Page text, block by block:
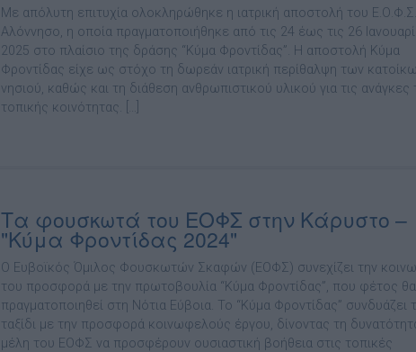
Με απόλυτη επιτυχία ολοκληρώθηκε η ιατρική αποστολή του
Αλόννησο, η οποία πραγματοποιήθηκε από τις 24 έως τις 26
2025 στο πλαίσιο της δράσης “Κύμα Φροντίδας”. Η αποστολή Κύμα
Φροντίδας είχε ως στόχο τη δωρεάν ιατρική περίθαλψη των
νησιού, καθώς και τη διάθεση ανθρωπιστικού υλικού για τις ανάγκες
τοπικής κοινότητας. […]
Τα φουσκωτά του ΕΟΦΣ στην Κάρυστο –
"Κύμα Φροντίδας 2024"
Ο Ευβοϊκός Όμιλος Φουσκωτών Σκαφών (ΕΟΦΣ) συνεχίζει την
του προσφορά με την πρωτοβουλία “Κύμα Φροντίδας”, που φέτος θα
πραγματοποιηθεί στη Νότια Εύβοια. Το “Κύμα Φροντίδας” συνδυάζει
ταξίδι με την προσφορά κοινωφελούς έργου, δίνοντας τη
μέλη του ΕΟΦΣ να προσφέρουν ουσιαστική βοήθεια στις τοπικές